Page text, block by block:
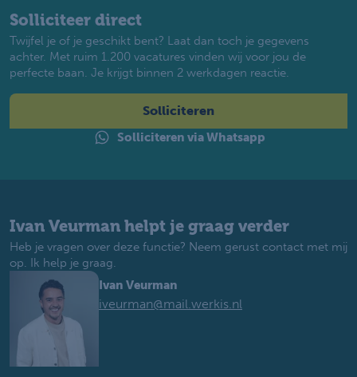
Solliciteer direct
Twijfel je of je geschikt bent? Laat dan toch je gegevens
achter. Met ruim 1.200 vacatures vinden wij voor jou de
perfecte baan. Je krijgt binnen 2 werkdagen reactie.
Solliciteren
Solliciteren via Whatsapp
Ivan Veurman helpt je graag verder
Heb je vragen over deze functie? Neem gerust contact met mij
op. Ik help je graag.
Ivan Veurman
iveurman@mail.werkis.nl